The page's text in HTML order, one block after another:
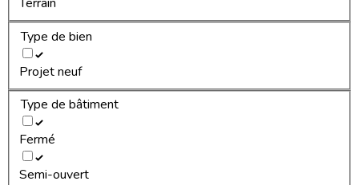
Type de bien
Projet neuf
Type de bâtiment
Fermé
Semi-ouvert